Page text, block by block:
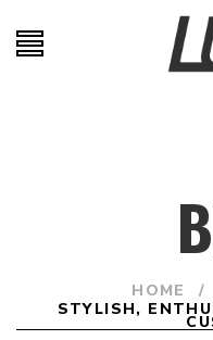
HOME /
STYLISH,